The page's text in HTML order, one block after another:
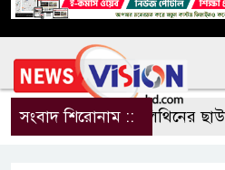
সংবাদ শিরোনাম ::পলিথিনের